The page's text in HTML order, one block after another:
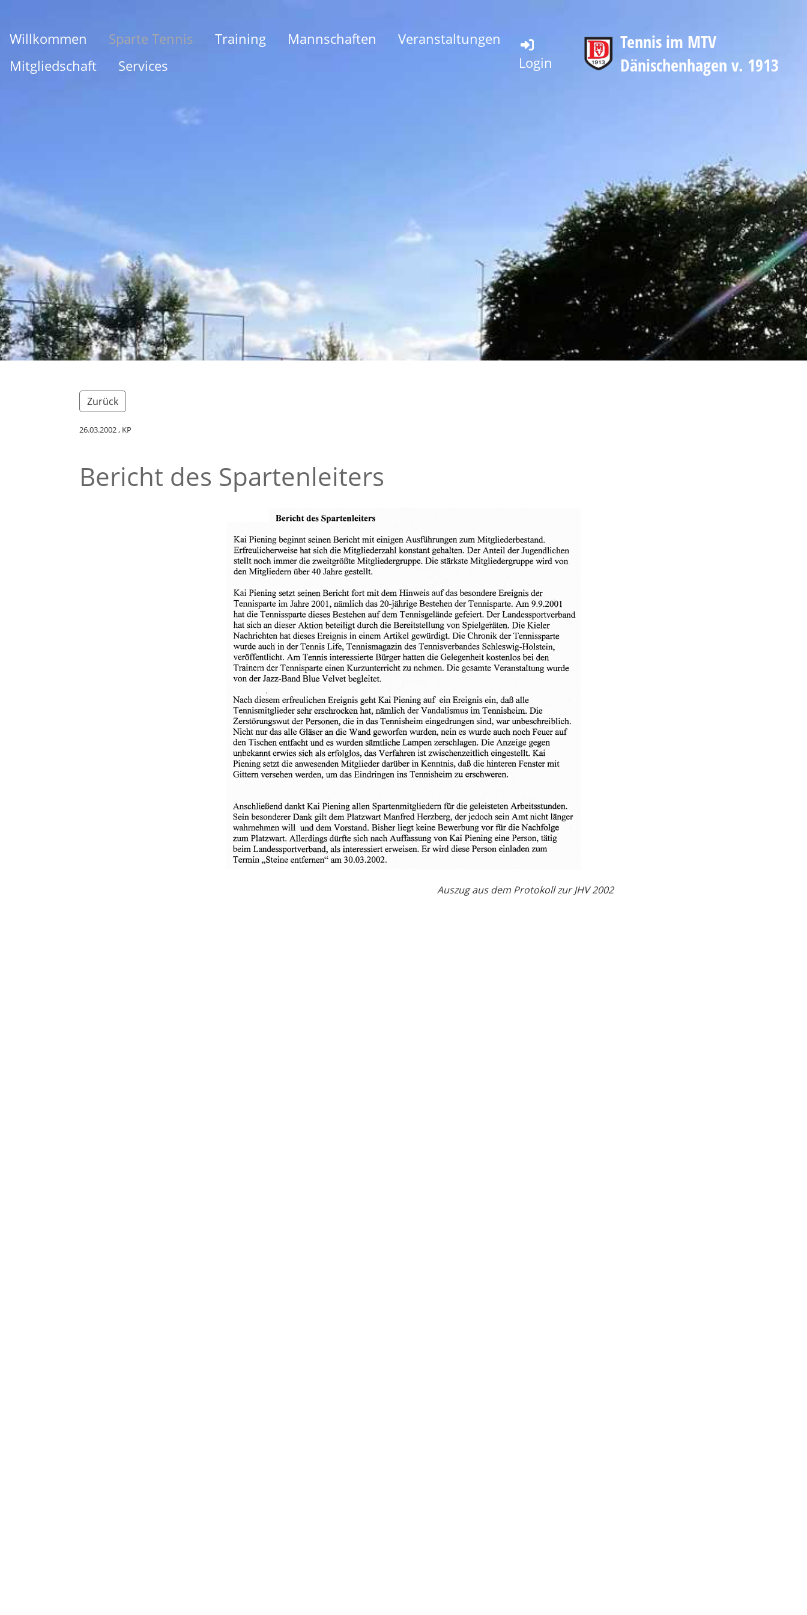
Willkommen Sparte Tennis Training Mannschaften
Veranstaltungen
Mitgliedschaft
Services Login
Tennis im MTV
Dänischenhagen v. 1913
Zurück
26.03.2002, KP
Bericht des Spartenleiters
Auszug aus dem Protokoll zur JHV 2002